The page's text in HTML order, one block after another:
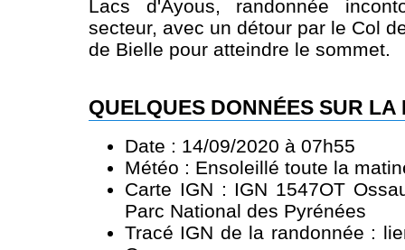
Lacs d'Ayous, randonnée
secteur, avec un détour par le Col
de Bielle pour atteindre le sommet.
QUELQUES DONNÉES SUR LA
Date : 14/09/2020 à 07h55
Météo : Ensoleillé toute la
Carte IGN : IGN 1547OT
Parc National des Pyrénées
Tracé IGN de la randonnée :